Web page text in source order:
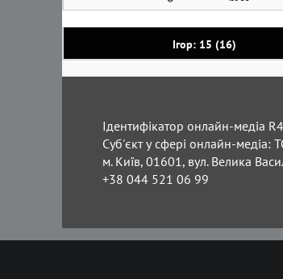
Ігор: 15 (16)
Ідентифікатор онлайн-медіа
Суб'єкт у сфері онлайн-медіа:
м. Київ, 01601, вул. Велика
+38 044 521 06 99